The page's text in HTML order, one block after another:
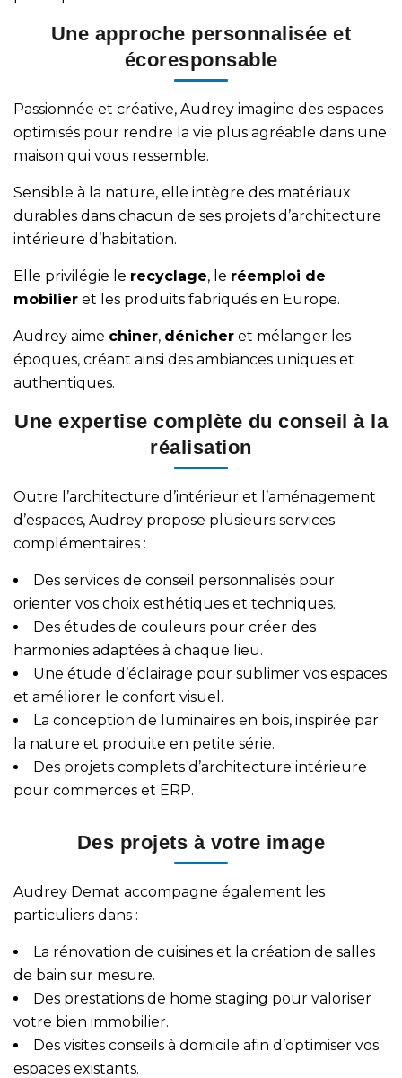
Une approche personnalisée et
écoresponsable
Passionnée et créative, Audrey imagine des espaces
optimisés pour rendre la vie plus agréable dans une
maison qui vous ressemble.
Sensible à la nature, elle intègre des matériaux
durables dans chacun de ses projets d’architecture
intérieure d’habitation.
Elle privilégie le recyclage, le réemploi de
mobilier et les produits fabriqués en Europe.
Audrey aime chiner, dénicher et mélanger les
époques, créant ainsi des ambiances uniques et
authentiques.
Une expertise complète du conseil à la
réalisation
Outre l’architecture d’intérieur et l’aménagement
d’espaces, Audrey propose plusieurs services
complémentaires :
Des services de conseil personnalisés pour
orienter vos choix esthétiques et techniques.
Des études de couleurs pour créer des
harmonies adaptées à chaque lieu.
Une étude d’éclairage pour sublimer vos espaces
et améliorer le confort visuel.
La conception de luminaires en bois, inspirée par
la nature et produite en petite série.
Des projets complets d’architecture intérieure
pour commerces et ERP.
Des projets à votre image
Audrey Demat accompagne également les
particuliers dans :
La rénovation de cuisines et la création de salles
de bain sur mesure.
Des prestations de home staging pour valoriser
votre bien immobilier.
Des visites conseils à domicile afin d’optimiser vos
espaces existants.